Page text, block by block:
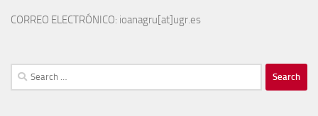
CORREO ELECTRÓNICO: ioanagru[at]ugr.es
Search
for: